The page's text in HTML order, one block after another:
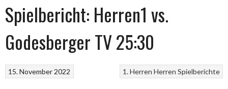
Spielbericht: Herren1 vs.
Godesberger TV 25:30
1. Herren Herren Spielberichte
15. November 2022